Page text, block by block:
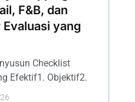
F&B, dan
yang
Checklist
Efektif1. Objektif2.